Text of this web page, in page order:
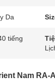
Da
tiếng
Nam RA-